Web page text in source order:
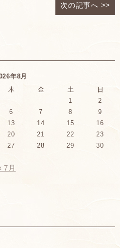
次の記事へ >>
年8月
木 金 土
日
1
2
6 7 8
9
13 14 15
16
20 21 22
23
27 28 29
30
7月